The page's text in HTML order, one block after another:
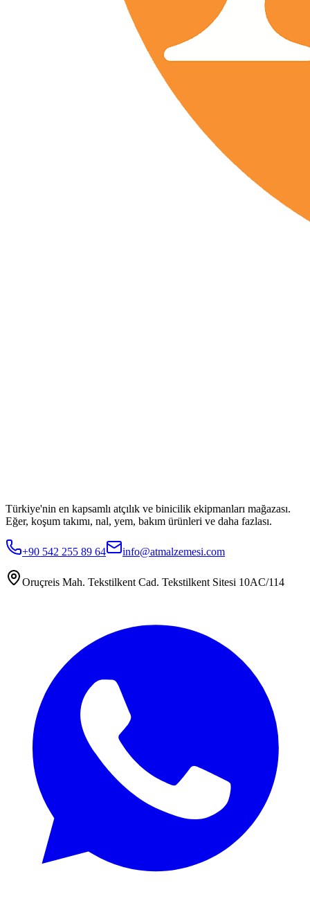
Türkiye'nin en kapsamlı atçılık ve binicilik ekipmanları mağazası.
Eğer, koşum takımı, nal, yem, bakım ürünleri ve daha fazlası.
+90 542 255 89 64 info@atmalzemesi.com
Oruçreis Mah. Tekstilkent Cad. Tekstilkent Sitesi 10AC/114